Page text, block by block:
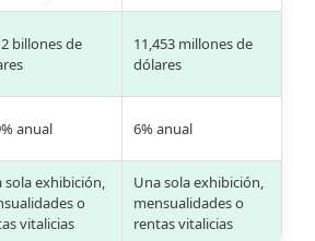
billones de
11,453 millones de
dólares
anual 6% anual
sola exhibición,
o
vitalicias
Una sola exhibición,
mensualidades o
rentas vitalicias